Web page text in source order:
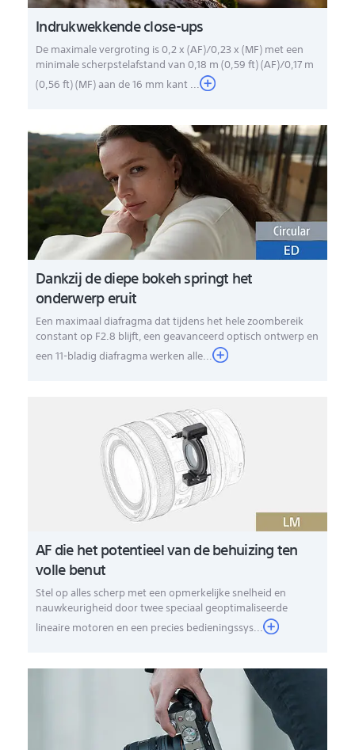
Indrukwekkende close-ups
De maximale vergroting is 0,2 x (AF)/0,23 x (MF) met een
minimale scherpstelafstand van 0,18 m (0,59 ft) (AF)/0,17 m
(0,56 ft) (MF) aan de 16 mm kant ...
Dankzij de diepe bokeh springt het
onderwerp eruit
Een maximaal diafragma dat tijdens het hele zoombereik
constant op F2.8 blijft, een geavanceerd optisch ontwerp en
een 11-bladig diafragma werken alle...
AF die het potentieel van de behuizing ten
volle benut
Stel op alles scherp met een opmerkelijke snelheid en
nauwkeurigheid door twee speciaal geoptimaliseerde
lineaire motoren en een precies bedieningssys...